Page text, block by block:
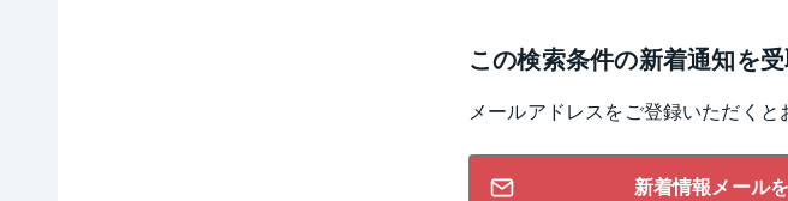
この検索条件の新着通知を
メールアドレスをご登録いただく
新着情報メール